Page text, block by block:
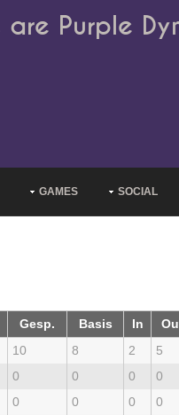
Purple
GAMES SOCIAL
Gesp. Basis In
10 8 2 5
0 0 0 0
0 0 0 0